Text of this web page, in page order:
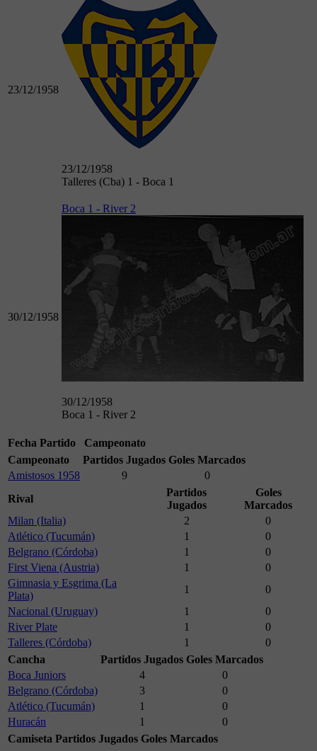
23/12/1958
23/12/1958
Talleres (Cba) 1 - Boca 1
30/12/1958
Boca 1 - River 2
30/12/1958
Boca 1 - River 2
Fecha Partido
Campeonato
Campeonato
Partidos Jugados Goles Marcados
Amistosos 1958
9
0
Rival
Partidos
Jugados
Goles
Marcados
Milan (Italia)
2
0
Atlético (Tucumán)
1
0
Belgrano (Córdoba)
1
0
First Viena (Austria)
1
0
Gimnasia y Esgrima (La
Plata)
1
0
Nacional (Uruguay)
1
0
River Plate
1
0
Talleres (Córdoba)
1
0
Cancha
Partidos Jugados Goles Marcados
Boca Juniors
4
0
Belgrano (Córdoba)
3
0
Atlético (Tucumán)
1
0
Huracán
1
0
Camiseta Partidos Jugados Goles Marcados